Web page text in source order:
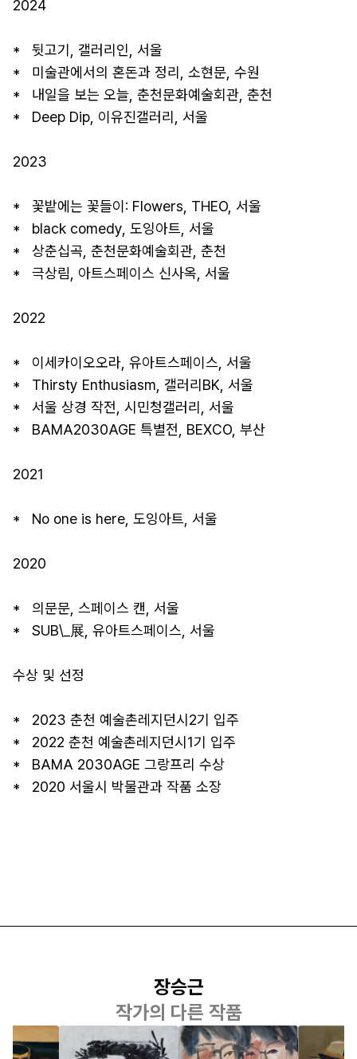
2024
*   뒷고기, 갤러리인, 서울
*   미술관에서의 혼돈과 정리, 소현문, 수원
*   내일을 보는 오늘, 춘천문화예술회관, 춘천
*   Deep Dip, 이유진갤러리, 서울
2023
*   꽃밭에는 꽃들이: Flowers, THEO, 서울
*   black comedy, 도잉아트, 서울
*   상춘십곡, 춘천문화예술회관, 춘천
*   극상림, 아트스페이스 신사옥, 서울
2022
*   이세카이오오라, 유아트스페이스, 서울
*   Thirsty Enthusiasm, 갤러리BK, 서울
*   서울 상경 작전, 시민청갤러리, 서울
*   BAMA2030AGE 특별전, BEXCO, 부산
2021
*   No one is here, 도잉아트, 서울
2020
*   의문문, 스페이스 캔, 서울
*   SUB\_展, 유아트스페이스, 서울
수상 및 선정
*   2023 춘천 예술촌레지던시2기 입주
*   2022 춘천 예술촌레지던시1기 입주
*   BAMA 2030AGE 그랑프리 수상
*   2020 서울시 박물관과 작품 소장
장승근
작가의 다른 작품
장승근 장승근 장승근